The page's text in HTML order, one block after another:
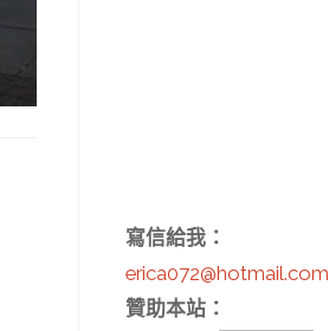
寫信給我：
erica072@hotmail.com
贊助本站：